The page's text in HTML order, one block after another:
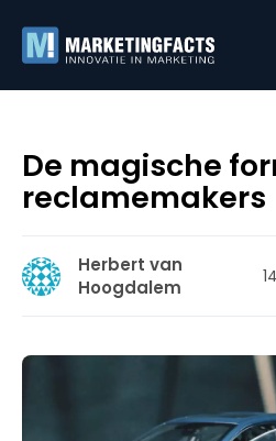
De magische
reclamemakers
Herbert van
Hoogdalem